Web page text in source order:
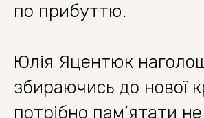
по прибуттю.
Юлія Яцентюк
збираючись до нової
потрібно пам’ятати